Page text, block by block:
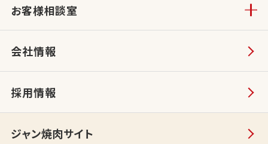
お客様相談室
会社情報
採用情報
ジャン焼肉サイト